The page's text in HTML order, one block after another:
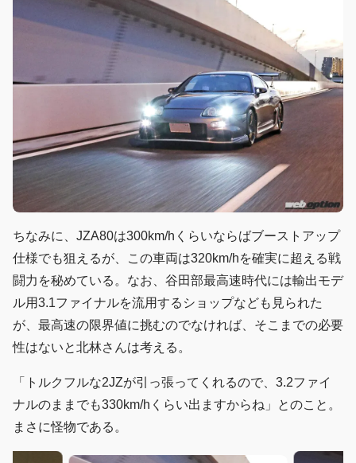
ちなみに、JZA80は300km/hくらいならばブーストアップ
仕様でも狙えるが、この車両は320km/hを確実に超える戦
闘力を秘めている。なお、谷田部最高速時代には輸出モデ
ル用3.1ファイナルを流用するショップなども見られた
が、最高速の限界値に挑むのでなければ、そこまでの必要
性はないと北林さんは考える。
「トルクフルな2JZが引っ張ってくれるので、3.2ファイ
ナルのままでも330km/hくらい出ますからね」とのこと。
まさに怪物である。